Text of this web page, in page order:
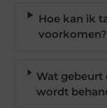
Hoe kan ik
voorkomen?
Wat gebeurt
wordt